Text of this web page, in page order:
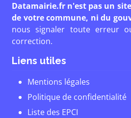
Datamairie.fr n'est pas un
de votre commune, ni du
nous signaler toute erreur
correction.
Liens utiles
Mentions légales
Politique de confidentialité
Liste des EPCI